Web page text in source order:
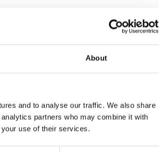
About
and to analyse our traffic. We also share
partners who may combine it with
use of their services.